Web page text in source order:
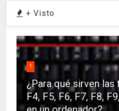
+ Visto
1
¿Para qué sirven las
F4, F5, F6, F7, F8,